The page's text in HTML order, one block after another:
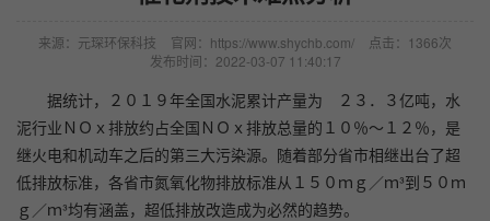
来源：元琛环保科技 官网：https://www.shychb.com/
点击：1366次
发布时间：2022-03-07 11:40:17
据统计，２０１９年全国水泥累计产量为 ２３．３亿吨，水
泥行业ＮＯｘ排放约占全国ＮＯｘ排放总量的１０％～１２％，是
继火电和机动车之后的第三大污染源。随着部分省市相继出台了超
低排放标准，各省市氮氧化物排放标准从１５０ｍｇ／ｍ³到５０ｍ
ｇ／ｍ³均有涵盖，超低排放改造成为必然的趋势。